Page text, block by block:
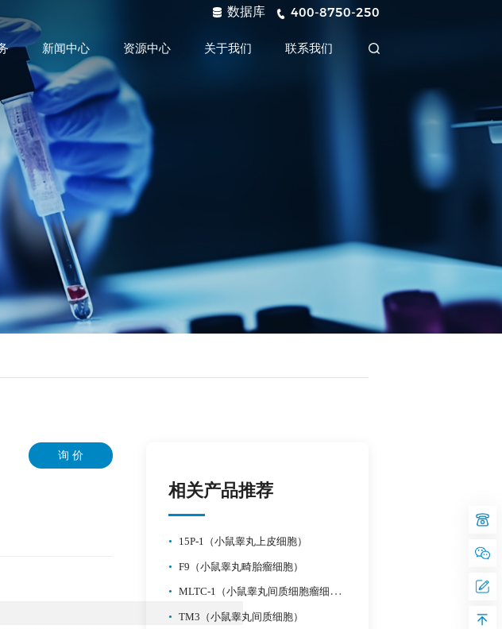
数据库 400-8750-250
新闻中心 资源中心 关于我们 联系我们
询 价
相关产品推荐
• 15P-1（小鼠睾丸上皮细胞）
• F9（小鼠睾丸畸胎瘤细胞）
• MLTC-1（小鼠睾丸间质细胞瘤细胞）
• TM3（小鼠睾丸间质细胞）